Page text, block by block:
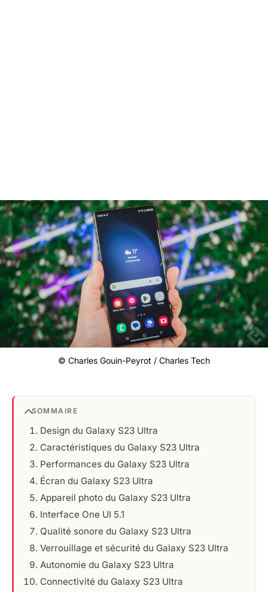
© Charles Gouin-Peyrot / Charles Tech
SOMMAIRE
Design du Galaxy S23 Ultra
Caractéristiques du Galaxy S23 Ultra
Performances du Galaxy S23 Ultra
Écran du Galaxy S23 Ultra
Appareil photo du Galaxy S23 Ultra
Interface One UI 5.1
Qualité sonore du Galaxy S23 Ultra
Verrouillage et sécurité du Galaxy S23 Ultra
Autonomie du Galaxy S23 Ultra
Connectivité du Galaxy S23 Ultra